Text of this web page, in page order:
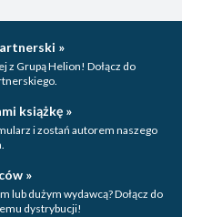
»
z Grupą Helion! Dołącz do
książkę »
i zostań autorem naszego
»
lub dużym wydawcą? Dołącz do
dystrybucji!